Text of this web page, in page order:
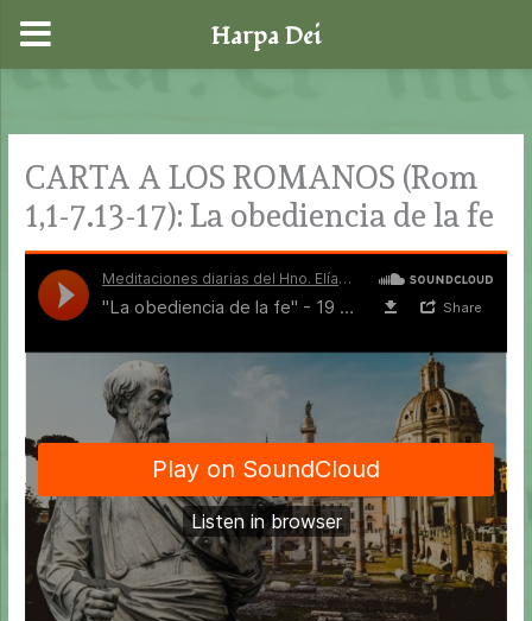
contenido
CARTA A LOS ROMANOS (Rom
1,1-7.13-17): La obediencia de la fe
Harpa Dei